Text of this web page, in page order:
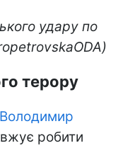
удару по
терору
Володимир
робити